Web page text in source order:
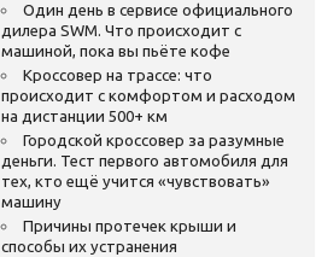
Один день в сервисе официального
дилера SWM. Что происходит с
машиной, пока вы пьёте кофе
Кроссовер на трассе: что
происходит с комфортом и расходом
на дистанции 500+ км
Городской кроссовер за разумные
деньги. Тест первого автомобиля для
тех, кто ещё учится «чувствовать»
машину
Причины протечек крыши и
способы их устранения